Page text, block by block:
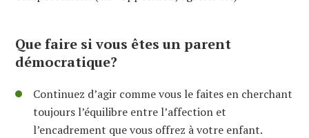
Que faire si vous êtes un parent
démocratique?
Continuez d’agir comme vous le faites en cherchant
toujours l’équilibre entre l’affection et
l’encadrement que vous offrez à votre enfant.